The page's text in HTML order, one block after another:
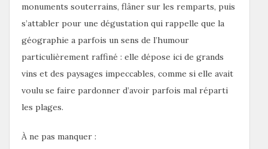
monuments souterrains, flâner sur les remparts, puis
s’attabler pour une dégustation qui rappelle que la
géographie a parfois un sens de l’humour
particulièrement raffiné : elle dépose ici de grands
vins et des paysages impeccables, comme si elle avait
voulu se faire pardonner d’avoir parfois mal réparti
les plages.
À ne pas manquer :